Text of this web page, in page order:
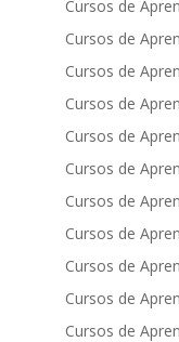
Cursos de
Cursos de
Cursos de
Cursos de
Cursos de
Cursos de
Cursos de
Cursos de
Cursos de
Cursos de
Cursos de